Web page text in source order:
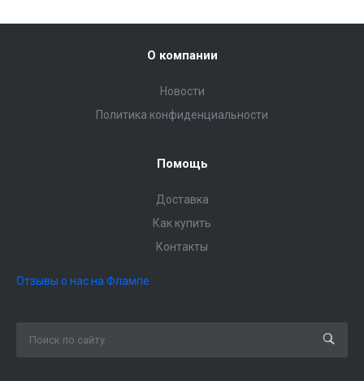
О компании
Новости
Политика конфиденциальности
Помощь
Доставка
Как купить
Контакты
Отзывы о нас на Флампе